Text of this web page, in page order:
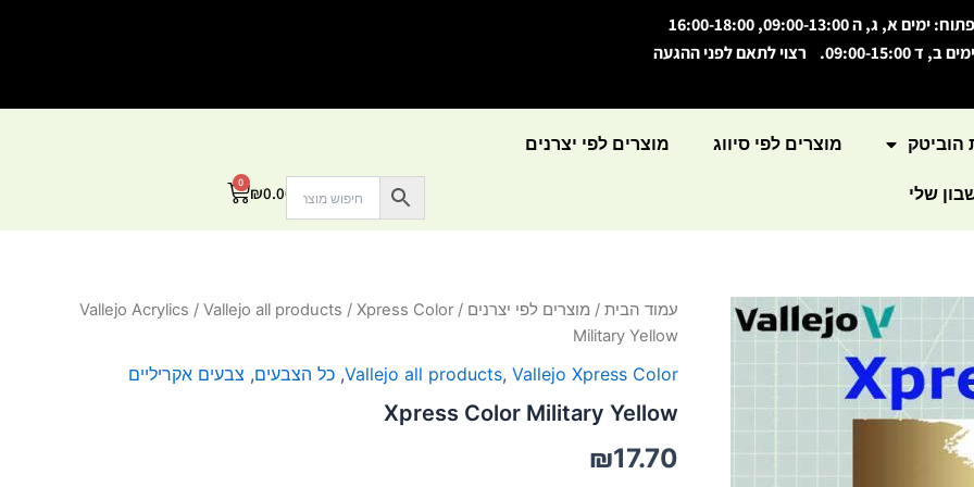
פתוח: ימים א, ג, ה 09:00-13:00, 16:00-18:00
ימים ב, ד 09:00-15:00. רצוי לתאם לפני ההגעה
הוביטק מוצרים לפי סיווג מוצרים לפי יצרנים
שלי ₪0.00
0
עגלת
עמוד הבית / מוצרים לפי יצרנים /
Vallejo Acrylics / Vallejo all products / Xpress Color
Military Yellow
Vallejo all products, Vallejo Xpress Color
, כל הצבעים, צבעים אקריליים
Xpress Color Military Yellow
₪17.70
כמות
Color
Yellow